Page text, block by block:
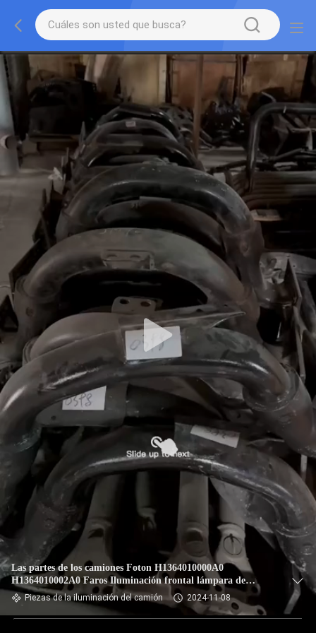
Las partes de los camiones Foton H1364010000A0
H1364010002A0 Faros Iluminación frontal lámpara de
iluminación para reemplazo
Piezas de la iluminación del camión 2024-11-08